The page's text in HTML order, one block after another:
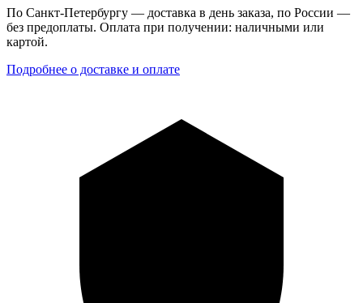
По Санкт-Петербургу — доставка в день заказа, по России —
без предоплаты. Оплата при получении: наличными или
картой.
Подробнее о доставке и оплате